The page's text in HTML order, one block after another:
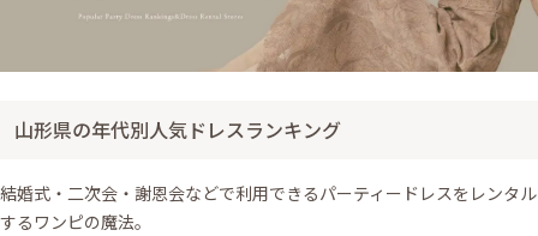
山形県の年代別人気ドレスランキング
結婚式・二次会・謝恩会などで利用できるパーティードレスをレンタル
するワンピの魔法。